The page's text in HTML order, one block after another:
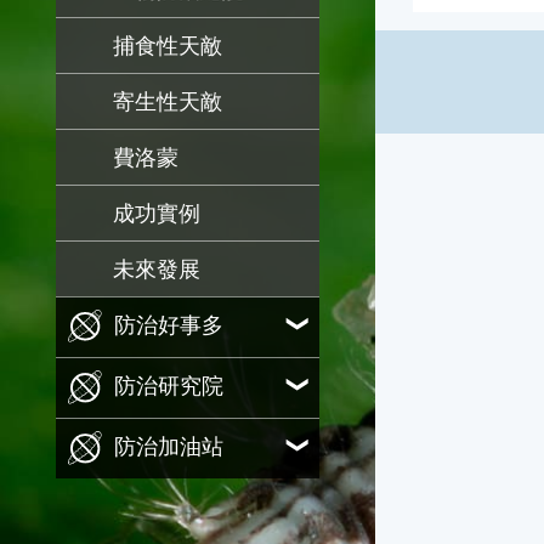
捕食性天敵
寄生性天敵
費洛蒙
成功實例
未來發展
防治好事多
防治研究院
防治加油站